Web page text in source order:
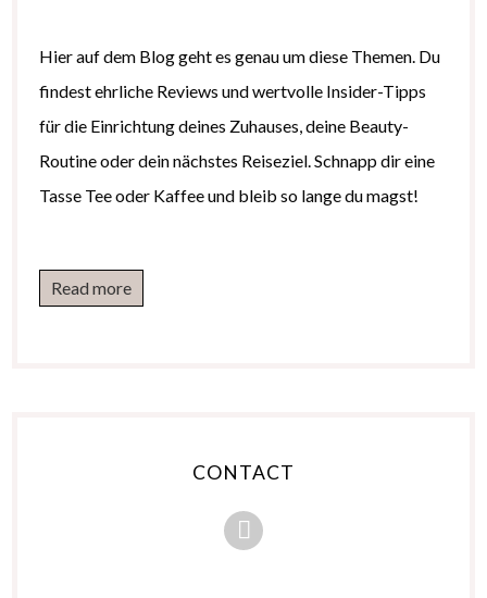
Hier auf dem Blog geht es genau um diese Themen. Du
findest ehrliche Reviews und wertvolle Insider-Tipps
für die Einrichtung deines Zuhauses, deine Beauty-
Routine oder dein nächstes Reiseziel. Schnapp dir eine
Tasse Tee oder Kaffee und bleib so lange du magst!
Read more
CONTACT